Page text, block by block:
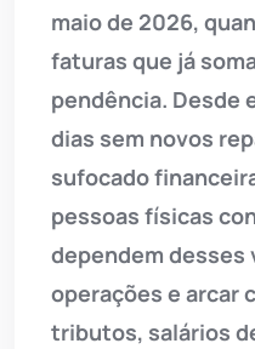
maio de 2026,
faturas que já
pendência. Desde
dias sem novos
sufocado
pessoas físicas
dependem desses
operações e arcar
tributos, salários